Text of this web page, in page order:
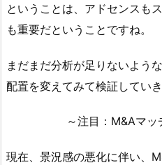
ということは、アドセンスも
も重要だということですね。
まだまだ分析が足りないよう
配置を変えてみて検証してい
～注目：M&Aマッ
現在、景況感の悪化に伴い、